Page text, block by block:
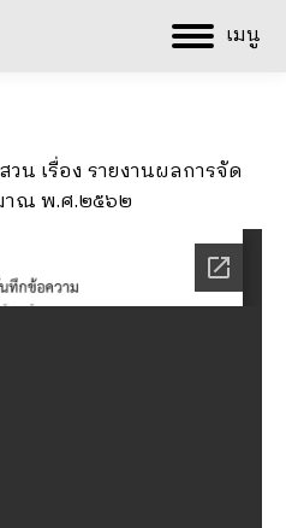
เมนู
น เรื่อง รายงานผลการจัด
าณ พ.ศ.๒๕๖๒